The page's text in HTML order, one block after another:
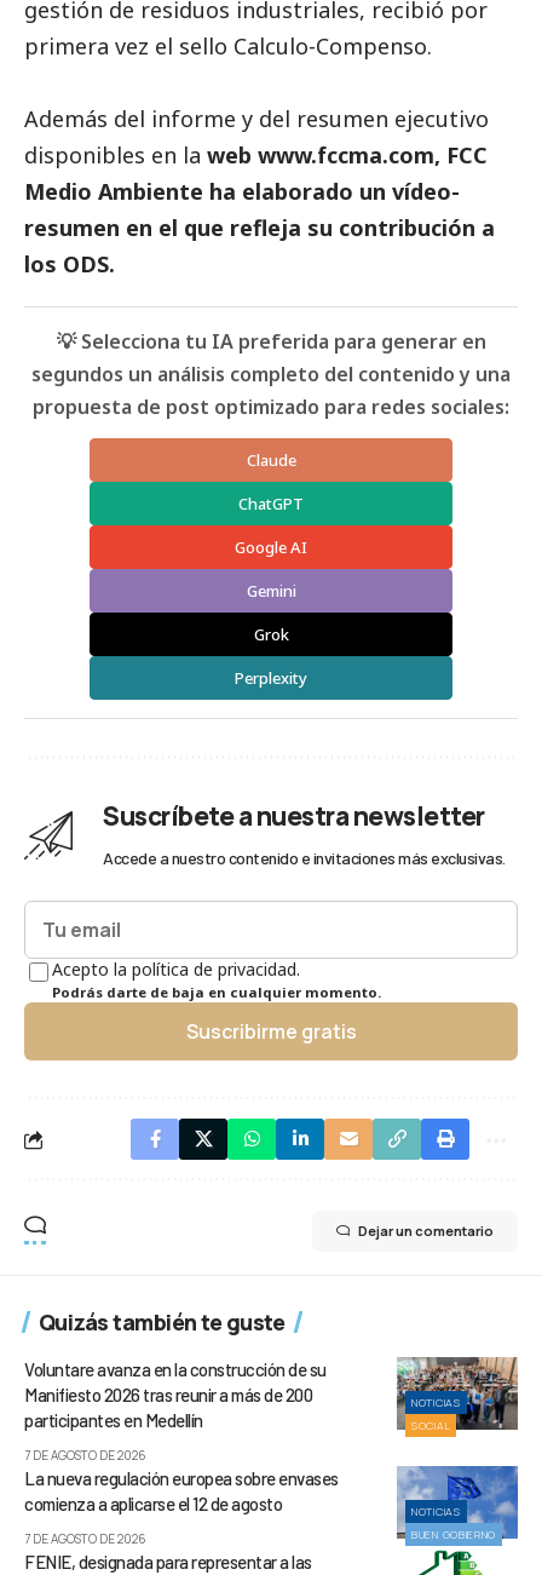
gestión de residuos industriales, recibió por
primera vez el sello Calculo-Compenso.
Además del informe y del resumen ejecutivo
disponibles en la web www.fccma.com, FCC
Medio Ambiente ha elaborado un vídeo-
resumen en el que refleja su contribución a
los ODS.
💡 Selecciona tu IA preferida para generar en
segundos un análisis completo del contenido y una
propuesta de post optimizado para redes sociales:
Claude
ChatGPT
Google AI
Gemini
Grok
Perplexity
Suscríbete a nuestra newsletter
Accede a nuestro contenido e invitaciones más exclusivas.
Acepto la política de privacidad.
Podrás darte de baja en cualquier momento.
Suscribirme gratis
Dejar un comentario
Quizás también te guste
NOTICIAS
SOCIAL
Voluntare avanza en la construcción de su
Manifiesto 2026 tras reunir a más de 200
participantes en Medellín
7 DE AGOSTO DE 2026
NOTICIAS
BUEN GOBIERNO
La nueva regulación europea sobre envases
comienza a aplicarse el 12 de agosto
7 DE AGOSTO DE 2026
FENIE, designada para representar a las